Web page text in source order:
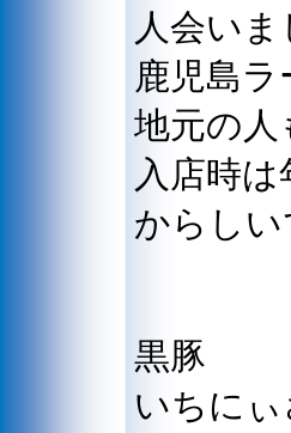
人会いま
鹿児島
地元の
入店時
からしい
黒豚
いちに